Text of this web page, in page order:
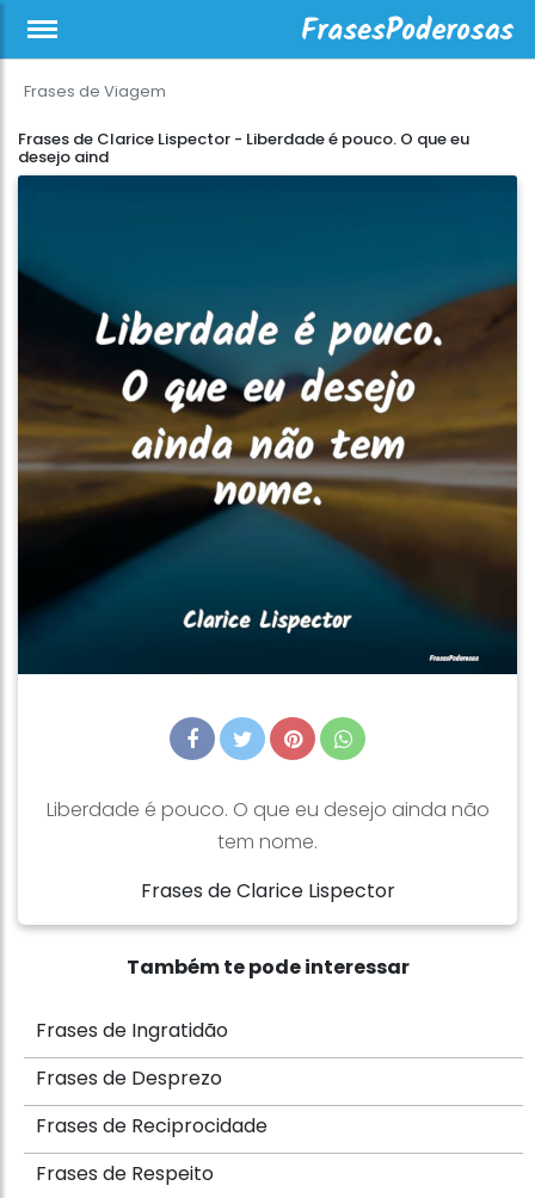
Frases de Viagem
Frases de Clarice Lispector - Liberdade é pouco. O que eu
desejo aind
Liberdade é pouco. O que eu desejo ainda não
tem nome.
Frases de Clarice Lispector
Também te pode interessar
Frases de Ingratidão
Frases de Desprezo
Frases de Reciprocidade
Frases de Respeito